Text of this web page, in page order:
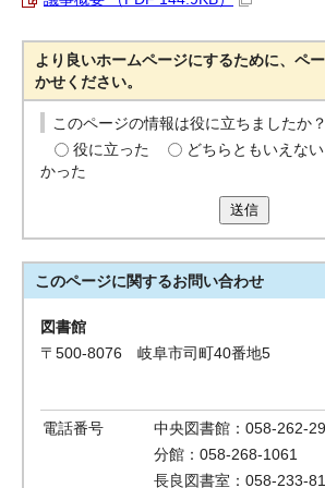
より良いホームページにするために、ペ
かせください。
このページの情報は役に立ちましたか？
役に立った
どちらともいえない
かった
送信
このページに関するお問い合わせ
図書館
〒500-8076 岐阜市司町40番地5
電話番号
中央図書館：058-262-
分館：058-268-1061
長良図書室：058-233-